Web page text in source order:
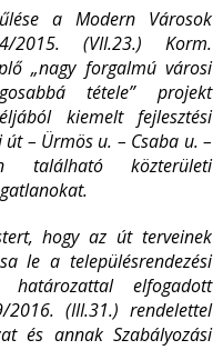
a Modern Városok
2015. (VII.23.) Korm.
„nagy forgalmú városi
tétele” projekt
kiemelt fejlesztési
– Ürmös u. – Csaba u. –
található közterületi
hogy az út terveinek
le a településrendezési
elfogadott
2016. (III.31.) rendelettel
és annak Szabályozási